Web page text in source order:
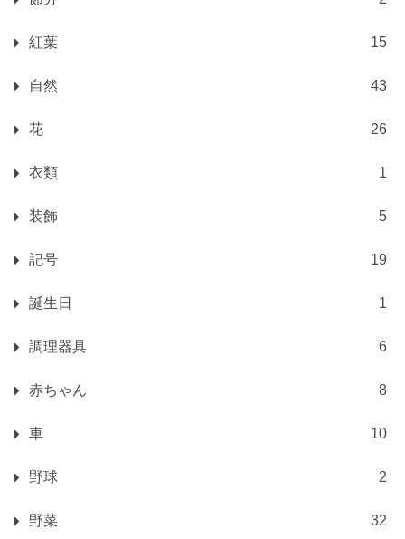
紅葉 15
自然 43
花 26
衣類 1
装飾 5
記号 19
誕生日 1
調理器具 6
赤ちゃん 8
車 10
野球 2
野菜 32